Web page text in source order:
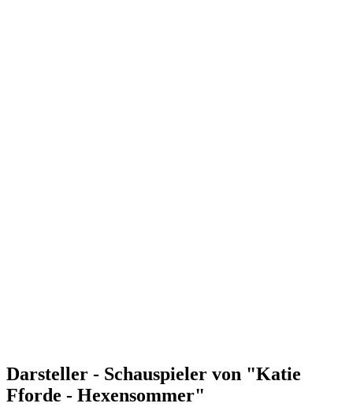
Darsteller - Schauspieler von "Katie
Fforde - Hexensommer"